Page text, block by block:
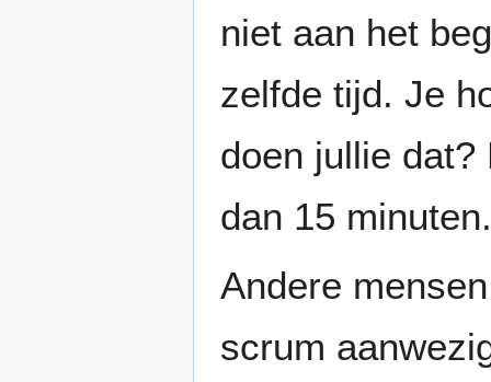
niet aan het
zelfde tijd. Je
doen jullie
dan 15 minuten.
Andere
scrum